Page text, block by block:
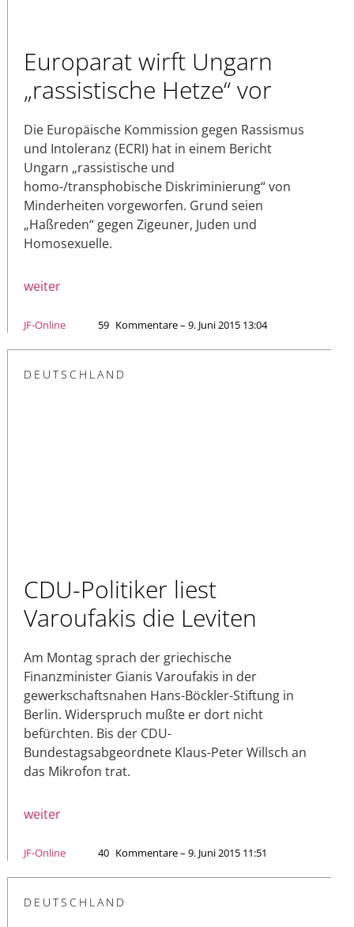
Europarat wirft Ungarn
„rassistische Hetze“ vor
Die Europäische Kommission gegen Rassismus
und Intoleranz (ECRI) hat in einem Bericht
Ungarn „rassistische und
homo-/transphobische Diskriminierung“ von
Minderheiten vorgeworfen. Grund seien
„Haßreden“ gegen Zigeuner, Juden und
Homosexuelle.
weiter
JF-Online 59 Kommentare – 9. Juni 2015 13:04
DEUTSCHLAND
CDU-Politiker liest
Varoufakis die Leviten
Am Montag sprach der griechische
Finanzminister Gianis Varoufakis in der
gewerkschaftsnahen Hans-Böckler-Stiftung in
Berlin. Widerspruch mußte er dort nicht
befürchten. Bis der CDU-
Bundestagsabgeordnete Klaus-Peter Willsch an
das Mikrofon trat.
weiter
JF-Online 40 Kommentare – 9. Juni 2015 11:51
DEUTSCHLAND